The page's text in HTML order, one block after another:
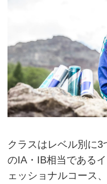
クラスはレベル別に3
のIA・IB相当である
ェッショナルコース